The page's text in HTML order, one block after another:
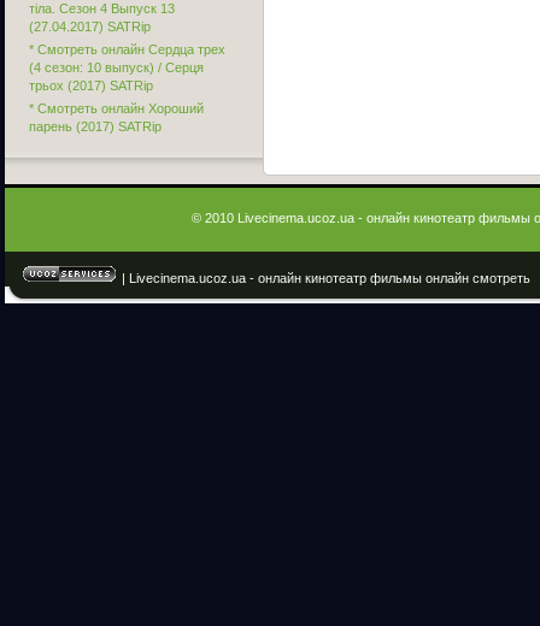
тіла. Сезон 4 Выпуск 13
(27.04.2017) SATRip
* Смотреть онлайн Сердца трех
(4 сезон: 10 выпуск) / Серця
трьох (2017) SATRip
* Смотреть онлайн Хороший
парень (2017) SATRip
© 2010 Livecinema.ucoz.ua - онлайн кинотеатр фильмы
| Livecinema.ucoz.ua - онлайн кинотеатр фильмы онлайн смотреть